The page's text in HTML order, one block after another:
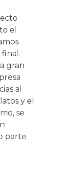
el
gran
al
y el
se
parte